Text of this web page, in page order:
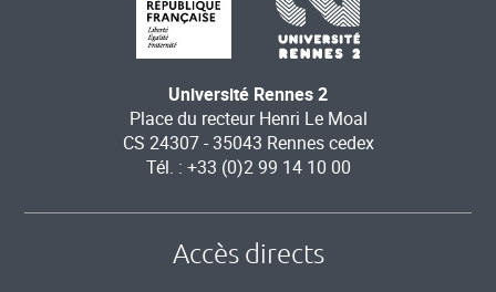
Université Rennes 2
Place du recteur Henri Le Moal
CS 24307 - 35043 Rennes cedex
Tél. : +33 (0)2 99 14 10 00
Accès directs